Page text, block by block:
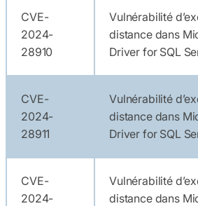
CVE-
2024-
28910
Vulnérabilité
distance dans
Driver for SQL
CVE-
2024-
28911
Vulnérabilité
distance dans
Driver for SQL
CVE-
2024-
Vulnérabilité
distance dans